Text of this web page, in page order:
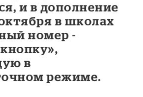
и в дополнение
в школах
номер -
в
режиме.